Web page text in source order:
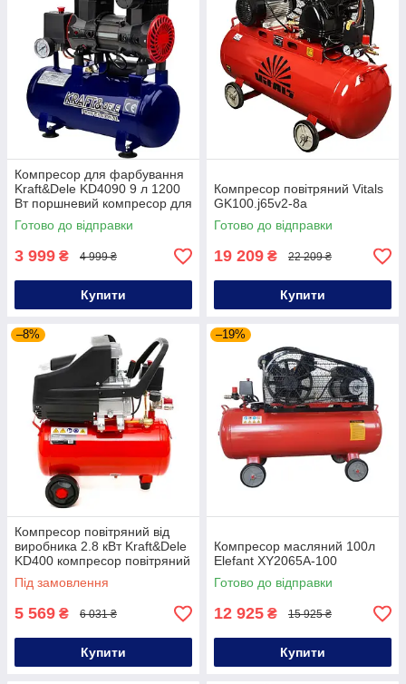
Компресор для фарбування
Kraft&Dele KD4090 9 л 1200
Вт поршневий компресор для
побутових робіт
Готово до відправки
3 999 ₴ 4 999 ₴
Купити
Компресор повітряний Vitals
GK100.j65v2-8a
Готово до відправки
19 209 ₴ 22 209 ₴
Купити
–8%
Компресор повітряний від
виробника 2.8 кВт Kraft&Dele
KD400 компресор повітряний
електричний
Під замовлення
5 569 ₴ 6 031 ₴
Купити
–19%
Компресор масляний 100л
Elefant XY2065A-100
Готово до відправки
12 925 ₴ 15 925 ₴
Купити